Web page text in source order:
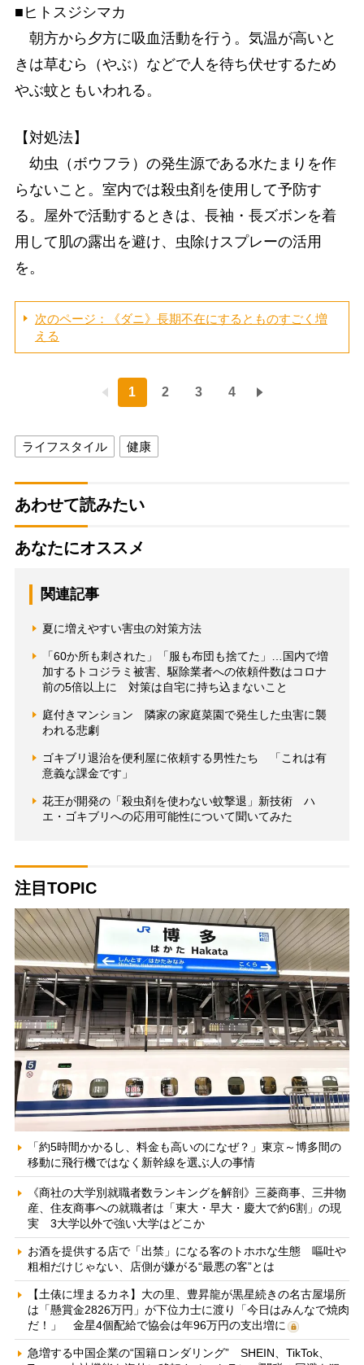
■ヒトスジシマカ
朝方から夕方に吸血活動を行う。気温が高いと
きは草むら（やぶ）などで人を待ち伏せするため
やぶ蚊ともいわれる。
【対処法】
幼虫（ボウフラ）の発生源である水たまりを作
らないこと。室内では殺虫剤を使用して予防す
る。屋外で活動するときは、長袖・長ズボンを着
用して肌の露出を避け、虫除けスプレーの活用
を。
次のページ：《ダニ》長期不在にするとものすごく増
える
1 2 3 4
ライフスタイル 健康
あわせて読みたい
あなたにオススメ
関連記事
夏に増えやすい害虫の対策方法
「60か所も刺された」「服も布団も捨てた」…国内で増
加するトコジラミ被害、駆除業者への依頼件数はコロナ
前の5倍以上に 対策は自宅に持ち込まないこと
庭付きマンション 隣家の家庭菜園で発生した虫害に襲
われる悲劇
ゴキブリ退治を便利屋に依頼する男性たち 「これは有
意義な課金です」
花王が開発の「殺虫剤を使わない蚊撃退」新技術 ハ
エ・ゴキブリへの応用可能性について聞いてみた
注目TOPIC
「約5時間かかるし、料金も高いのになぜ？」東京～博多間の
移動に飛行機ではなく新幹線を選ぶ人の事情
《商社の大学別就職者数ランキングを解剖》三菱商事、三井物
産、住友商事への就職者は「東大・早大・慶大で約6割」の現
実 3大学以外で強い大学はどこか
お酒を提供する店で「出禁」になる客のトホホな生態 嘔吐や
粗相だけじゃない、店側が嫌がる“最悪の客”とは
【土俵に埋まるカネ】大の里、豊昇龍が黒星続きの名古屋場所
は「懸賞金2826万円」が下位力士に渡り「今日はみんなで焼肉
だ！」 金星4個配給で協会は年96万円の支出増に
急増する中国企業の“国籍ロンダリング” SHEIN、TikTok、